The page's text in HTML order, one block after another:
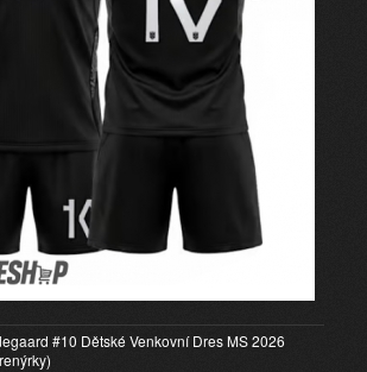
#10 Dětské Venkovní Dres MS 2026